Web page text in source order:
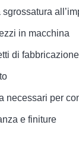
in macchina
di
necessari per
e finiture